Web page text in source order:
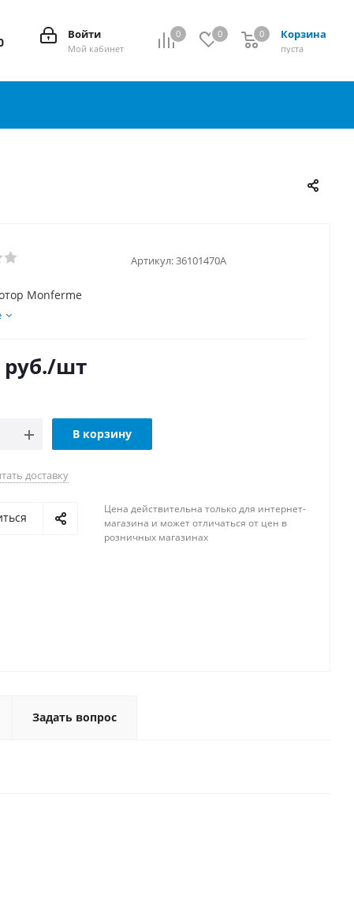
0 0 Корзина
0
пуста
0
Войти
Мой кабинет
Артикул:36101470A
Monferme
руб./шт
В корзину
доставку
Цена действительна только для интернет-
магазина и может отличаться от цен в
розничных магазинах
Задать вопрос